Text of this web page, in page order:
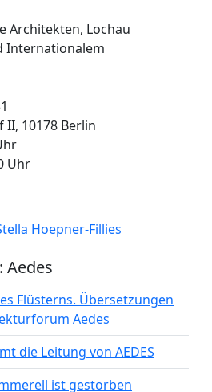
Architekten, Lochau
Internationalem
II, 10178 Berlin
Uhr
Hoepner-Fillies
Aedes
Flüsterns. Übersetzungen
Aedes
die Leitung von AEDES
ist gestorben